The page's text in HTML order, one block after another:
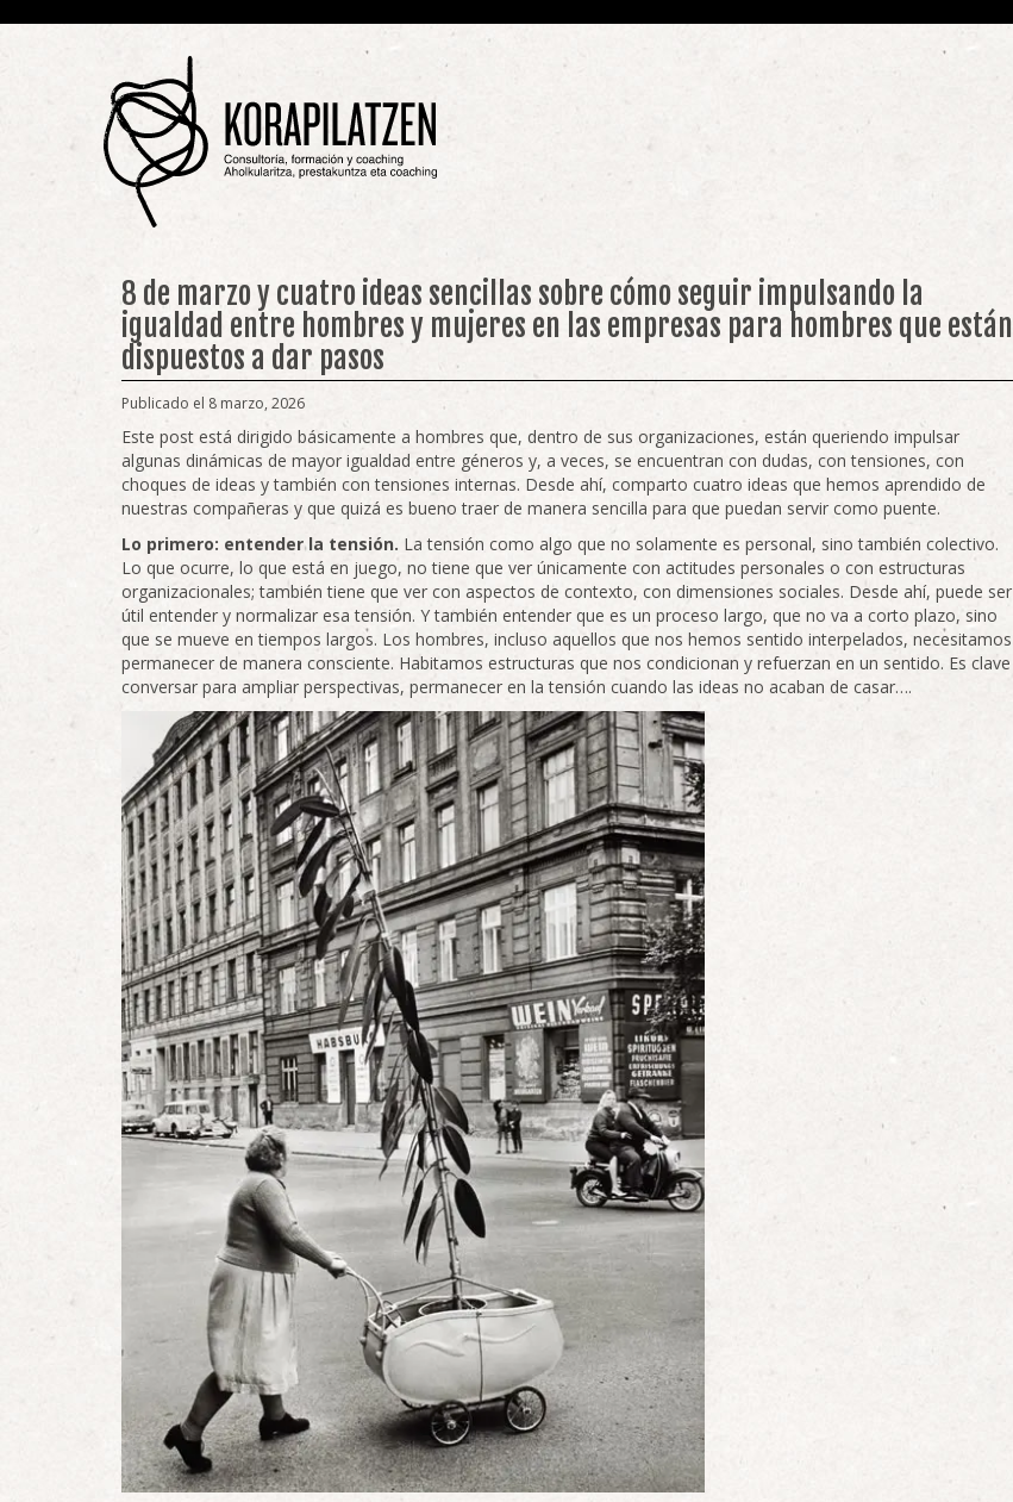
8 de marzo y cuatro ideas sencillas sobre cómo seguir impulsando la
igualdad entre hombres y mujeres en las empresas para hombres que están
dispuestos a dar pasos
Publicado el 8 marzo, 2026
Este post está dirigido básicamente a hombres que, dentro de sus organizaciones, están queriendo impulsar
algunas dinámicas de mayor igualdad entre géneros y, a veces, se encuentran con dudas, con tensiones, con
choques de ideas y también con tensiones internas. Desde ahí, comparto cuatro ideas que hemos aprendido de
nuestras compañeras y que quizá es bueno traer de manera sencilla para que puedan servir como puente.
Lo primero: entender la tensión. La tensión como algo que no solamente es personal, sino también colectivo.
Lo que ocurre, lo que está en juego, no tiene que ver únicamente con actitudes personales o con estructuras
organizacionales; también tiene que ver con aspectos de contexto, con dimensiones sociales. Desde ahí, puede ser
útil entender y normalizar esa tensión. Y también entender que es un proceso largo, que no va a corto plazo, sino
que se mueve en tiempos largos. Los hombres, incluso aquellos que nos hemos sentido interpelados, necesitamos
permanecer de manera consciente. Habitamos estructuras que nos condicionan y refuerzan en un sentido. Es clave
conversar para ampliar perspectivas, permanecer en la tensión cuando las ideas no acaban de casar….